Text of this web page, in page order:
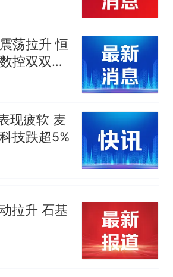
十多万人报名的考试，成绩
荡拉升 恒
控双双涨
现疲软 麦
技跌超5%
拉升 石基